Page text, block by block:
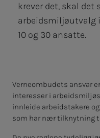
krever det, skal det
arbeidsmiljøutvalg
10 og 30 ansatte.
Verneombudets ansvar
interesser i
innleide arbeidstakere
som har nær tilknytning